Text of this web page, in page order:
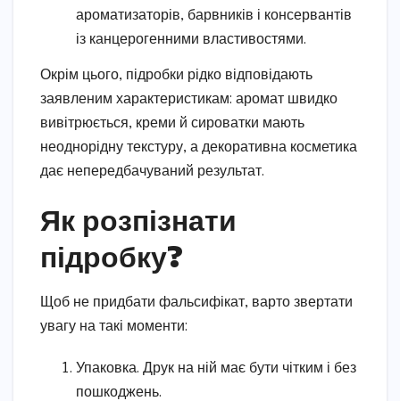
ароматизаторів, барвників і консервантів
із канцерогенними властивостями.
Окрім цього, підробки рідко відповідають
заявленим характеристикам: аромат швидко
вивітрюється, креми й сироватки мають
неоднорідну текстуру, а декоративна косметика
дає непередбачуваний результат.
Як розпізнати
підробку?
Щоб не придбати фальсифікат, варто звертати
увагу на такі моменти:
Упаковка. Друк на ній має бути чітким і без
пошкоджень.